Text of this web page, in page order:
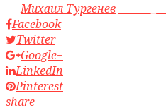
byМихаил Тургенев
Facebook
Twitter
Google+
LinkedIn
Pinterest
share